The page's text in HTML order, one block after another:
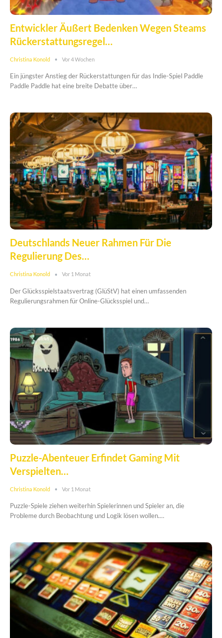
Entwickler Äußert Bedenken Wegen Steams
Rückerstattungsregel…
Christina Konold Vor 4 Wochen
Ein jüngster Anstieg der Rückerstattungen für das Indie-Spiel Paddle
Paddle Paddle hat eine breite Debatte über…
Deutschlands Neuer Rahmen Für Die
Regulierung Des…
Christina Konold Vor 1 Monat
Der Glücksspielstaatsvertrag (GlüStV) hat einen umfassenden
Regulierungsrahmen für Online-Glücksspiel und…
Puzzle-Abenteuer Erfindet Gaming Mit
Verspielten…
Christina Konold Vor 1 Monat
Puzzle-Spiele ziehen weiterhin Spielerinnen und Spieler an, die
Probleme durch Beobachtung und Logik lösen wollen.…